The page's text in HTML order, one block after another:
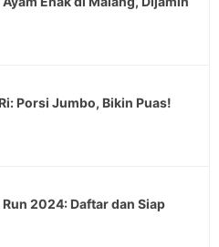
Porsi Jumbo, Bikin Puas!
2024: Daftar dan Siap